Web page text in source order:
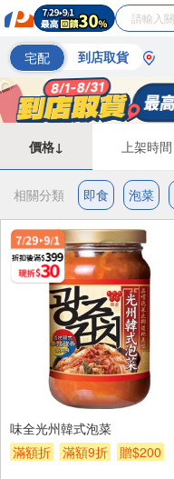
宅配 到店取貨
價格↓ 上架時間
相關分類 即食 泡菜
味全光州韓式泡菜
滿額折
滿額9折 贈$200